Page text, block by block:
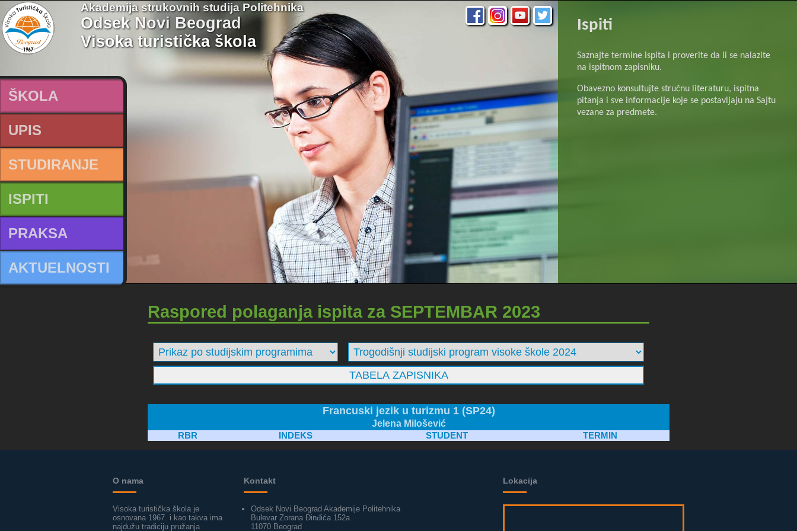
Akademija strukovnih studija Politehnika
Odsek Novi Beograd
Visoka turistička škola
Ispiti
Saznajte termine ispita i proverite da li se nalazite
na ispitnom zapisniku.
Obavezno konsultujte stručnu literaturu, ispitna
pitanja i sve informacije koje se postavljaju na Sajtu
vezane za predmete.
ŠKOLA
UPIS
STUDIRANJE
ISPITI
PRAKSA
AKTUELNOSTI
Raspored polaganja ispita za SEPTEMBAR 2023
Francuski jezik u turizmu 1 (SP24)
Jelena Milošević
RBR INDEKS STUDENT TERMIN
O nama
Visoka turistička škola je
osnovana 1967. i kao takva ima
najdužu tradiciju pružanja
Kontakt
Odsek Novi Beograd Akademije Politehnika
Bulevar Zorana Đinđića 152a
11070 Beograd
Lokacija